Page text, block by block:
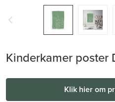
Kinderkamer poster
Klik hier om